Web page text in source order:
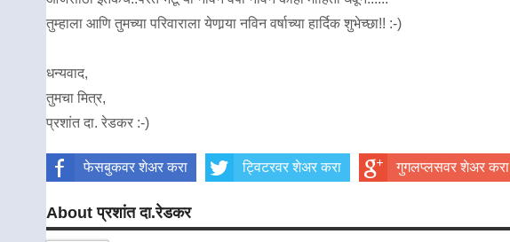
तुम्हाला आणि तुमच्या परिवाराला येणार्‍या नविन वर्षाच्या हार्दिक शुभेच्छा!! :-)
धन्यवाद,
तुमचा मित्र,
प्रशांत दा. रेडकर :-)
फेसबुकवर शेअर करा ट्विटरवर शेअर करा गुगलप्लसवर शेअर करा
About प्रशांत दा.रेडकर